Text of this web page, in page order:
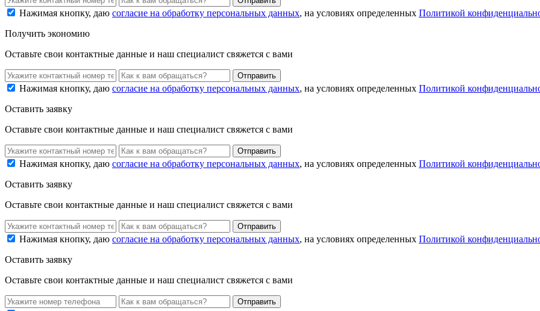
Нажимая кнопку, даю согласие на обработку персональных данных, на условиях определенных Политикой
Получить экономию
Оставьте свои контактные данные и наш специалист свяжется с вами
Нажимая кнопку, даю согласие на обработку персональных данных, на условиях определенных Политикой
Оставить заявку
Оставьте свои контактные данные и наш специалист свяжется с вами
Нажимая кнопку, даю согласие на обработку персональных данных, на условиях определенных Политикой
Оставить заявку
Оставьте свои контактные данные и наш специалист свяжется с вами
Нажимая кнопку, даю согласие на обработку персональных данных, на условиях определенных Политикой
Оставить заявку
Оставьте свои контактные данные и наш специалист свяжется с вами